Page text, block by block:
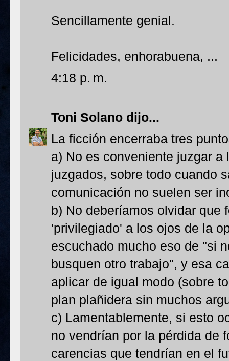
Sencillamente genial.
Felicidades, enhorabuena, ...
4:18 p. m.
Toni Solano dijo...
La ficción encerraba tres
a) No es conveniente juzgar
juzgados, sobre todo cuando
comunicación no suelen ser
b) No deberíamos olvidar que
'privilegiado' a los ojos de la
escuchado mucho eso de "si
busquen otro trabajo", y esa
aplicar de igual modo (sobre
plan plañidera sin muchos
c) Lamentablemente, si esto
no vendrían por la pérdida de
carencias que tendrían en el